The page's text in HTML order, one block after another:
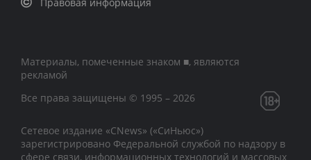
Материалы, помеченные знаком ■, являются
рекламой
Все права защищены © 1995 – 2026
Сетевое издание «CNews» («СиНьюс»)
зарегистрировано Федеральной службой по надзору в
сфере связи, информационных технологий и массовых